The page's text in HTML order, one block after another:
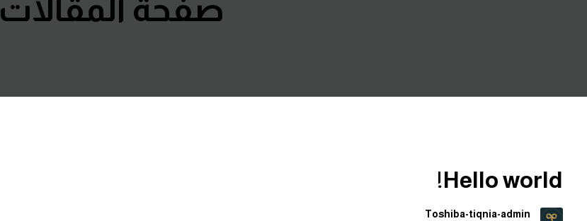
صفحة المقالات
Hello world!
Toshiba-tiqnia-admin